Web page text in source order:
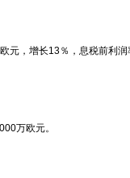
元，增长13％，息税前利
万欧元。